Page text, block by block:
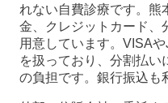
れない自費診療です。熊
金、クレジットカード、
用意しています。VISA
を扱っており、分割払い
の負担です。銀行振込も